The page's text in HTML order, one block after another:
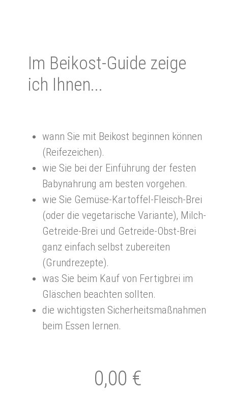
Im Bei­kost-Gui­de zei­ge
ich Ihnen...
wann Sie mit Beikost beginnen können
(Reifezeichen).
wie Sie bei der Einführung der festen
Babynahrung am besten vorgehen.
wie Sie Gemüse-Kartoffel-Fleisch-Brei
(oder die vegetarische Variante), Milch-
Getreide-Brei und Getreide-Obst-Brei
ganz einfach selbst zubereiten
(Grundrezepte).
was Sie beim Kauf von Fertigbrei im
Gläschen beachten sollten.
die wichtigsten Sicherheitsmaßnahmen
beim Essen lernen.
0,00 €